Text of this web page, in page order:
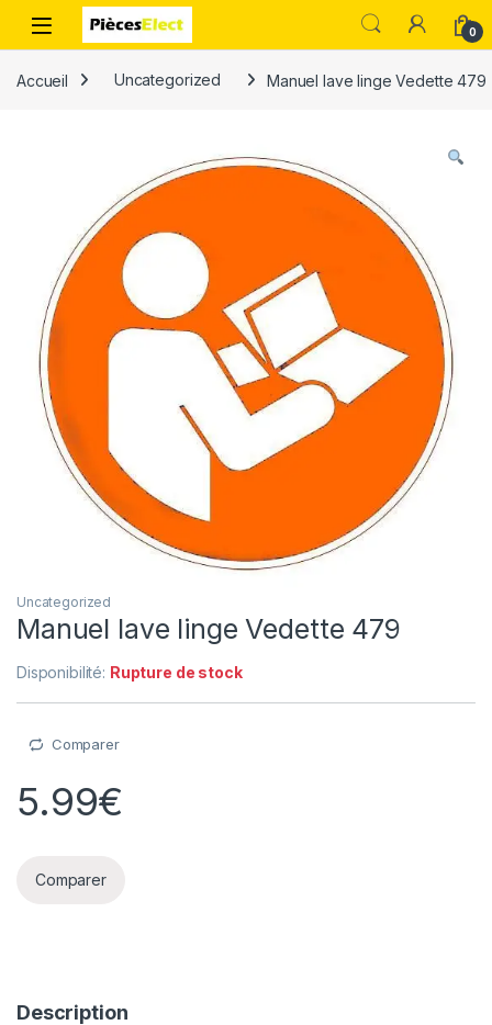
0
Accueil Uncategorized Manuel lave linge Vedette 479
Uncategorized
Manuel lave linge Vedette 479
Disponibilité: Rupture de stock
Comparer
5.99€
Comparer
Description